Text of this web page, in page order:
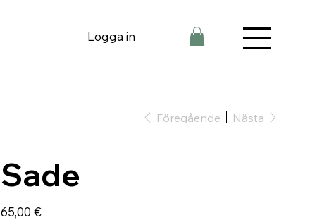
Logga in
Föregående Nästa
Sade
Pris
65,00 €